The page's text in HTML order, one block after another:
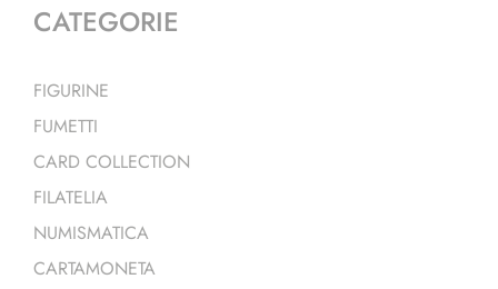
CATEGORIE
FIGURINE
FUMETTI
CARD COLLECTION
FILATELIA
NUMISMATICA
CARTAMONETA